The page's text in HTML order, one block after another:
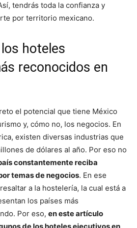
tendrás toda la confianza y
por territorio mexicano.
hoteles
reconocidos en
el potencial que tiene México
y, cómo no, los negocios. En
existen diversas industrias que
de dólares al año. Por eso no
constantemente reciba
temas de negocios. En ese
a la hostelería, la cual está a
los países más
Por eso, en este artículo